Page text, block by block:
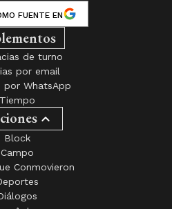
de turno
por email
por WhatsApp
Tiempo
Block
Campo
Conmovieron
Deportes
Diálogos
Autos
Agudo